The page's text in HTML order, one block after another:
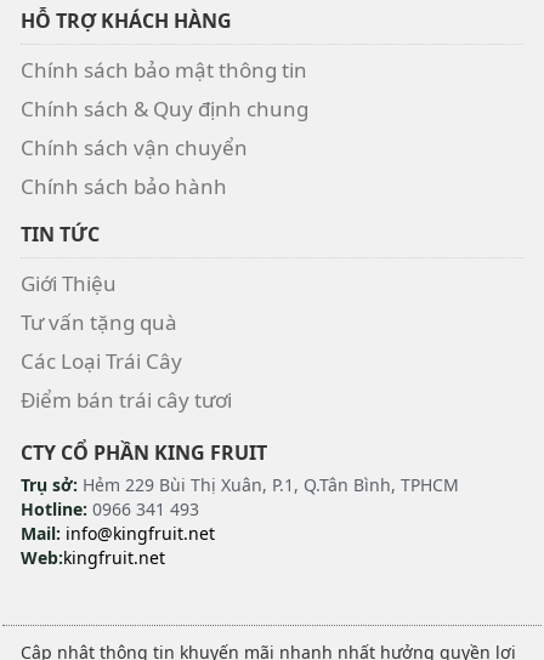
HỖ TRỢ KHÁCH HÀNG
Chính sách bảo mật thông tin
Chính sách & Quy định chung
Chính sách vận chuyển
Chính sách bảo hành
TIN TỨC
Giới Thiệu
Tư vấn tặng quà
Các Loại Trái Cây
Điểm bán trái cây tươi
CTY CỔ PHẦN KING FRUIT
Trụ sở: Hẻm 229 Bùi Thị Xuân, P.1, Q.Tân Bình, TPHCM
Hotline: 0966 341 493
Mail: info@kingfruit.net
Web:kingfruit.net
Cập nhật thông tin khuyến mãi nhanh nhất hưởng quyền lợi